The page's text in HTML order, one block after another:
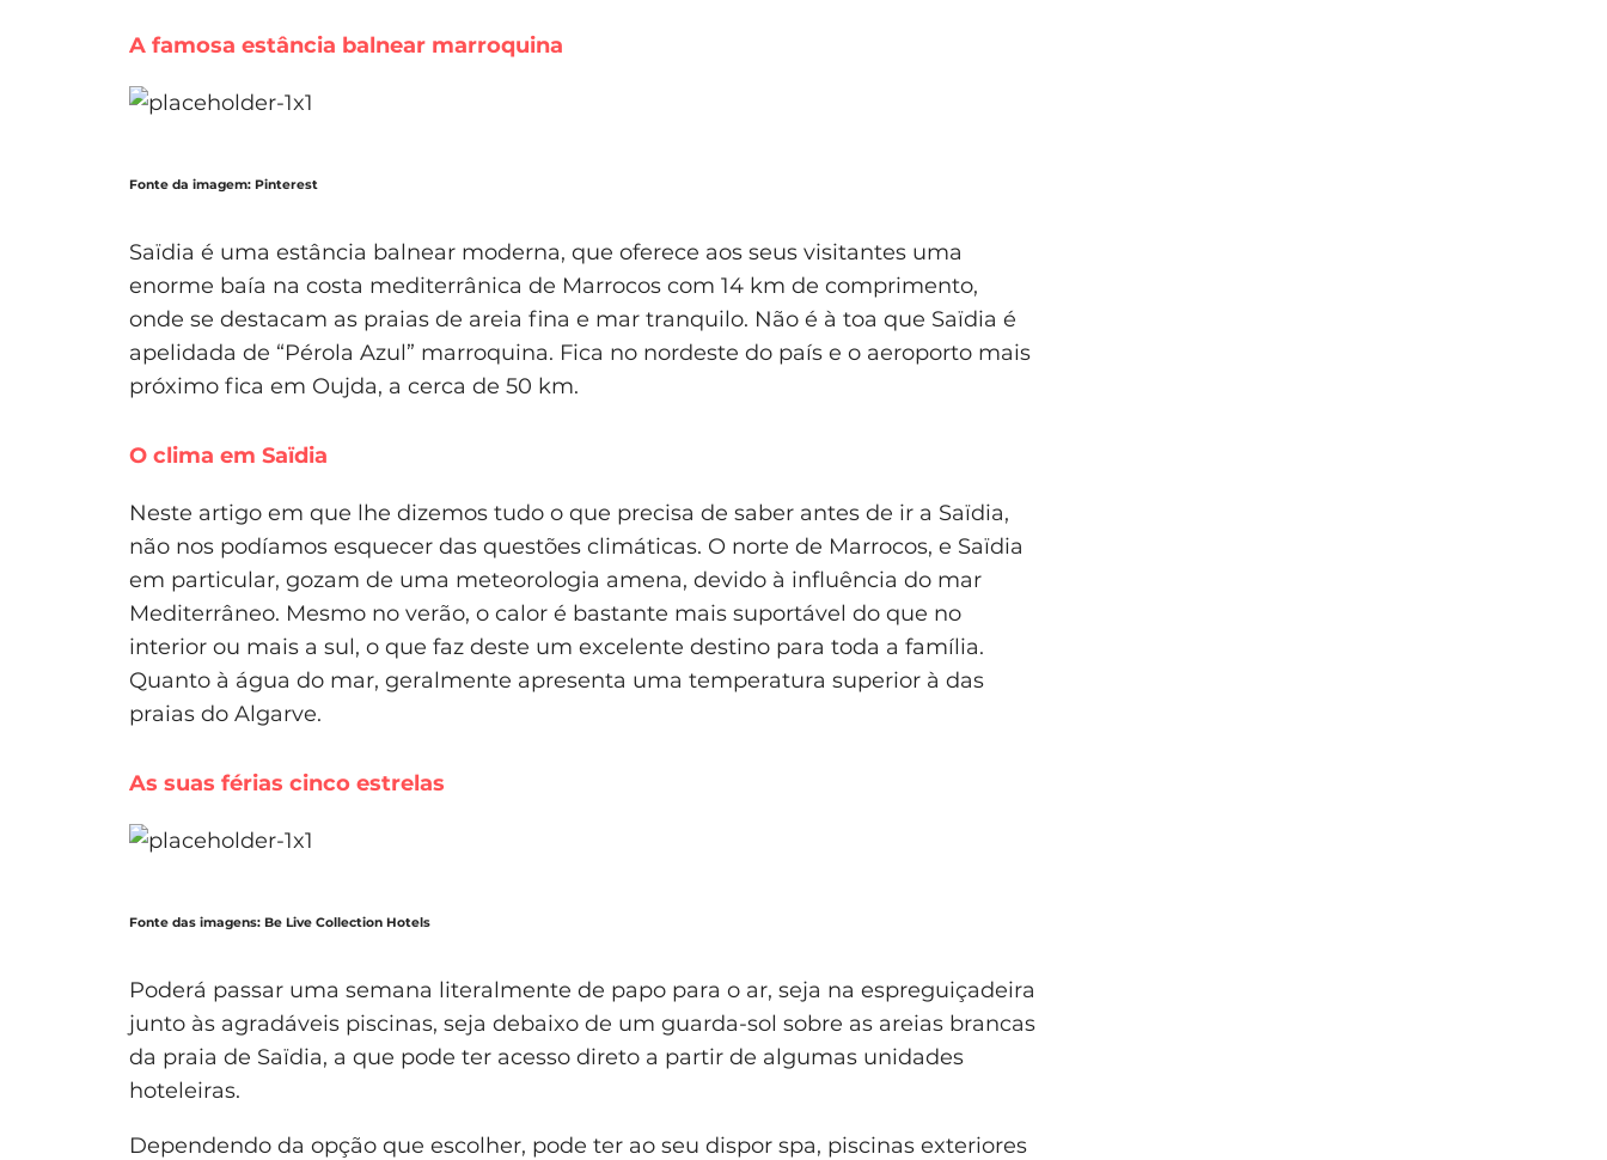
A famosa estância balnear marroquina
Fonte da imagem: Pinterest
Saïdia é uma estância balnear moderna, que oferece aos seus visitantes uma
enorme baía na costa mediterrânica de Marrocos com 14 km de comprimento,
onde se destacam as praias de areia fina e mar tranquilo. Não é à toa que Saïdia é
apelidada de “Pérola Azul” marroquina. Fica no nordeste do país e o aeroporto mais
próximo fica em Oujda, a cerca de 50 km.
O clima em Saïdia
Neste artigo em que lhe dizemos tudo o que precisa de saber antes de ir a Saïdia,
não nos podíamos esquecer das questões climáticas. O norte de Marrocos, e Saïdia
em particular, gozam de uma meteorologia amena, devido à influência do mar
Mediterrâneo. Mesmo no verão, o calor é bastante mais suportável do que no
interior ou mais a sul, o que faz deste um excelente destino para toda a família.
Quanto à água do mar, geralmente apresenta uma temperatura superior à das
praias do Algarve.
As suas férias cinco estrelas
Fonte das imagens: Be Live Collection Hotels
Poderá passar uma semana literalmente de papo para o ar, seja na espreguiçadeira
junto às agradáveis piscinas, seja debaixo de um guarda-sol sobre as areias brancas
da praia de Saïdia, a que pode ter acesso direto a partir de algumas unidades
hoteleiras.
Dependendo da opção que escolher, pode ter ao seu dispor spa, piscinas exteriores